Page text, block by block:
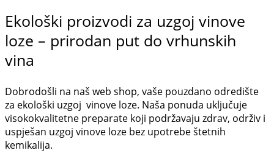
Ekološki proizvodi za uzgoj vinove
loze – prirodan put do vrhunskih
vina
Dobrodošli na naš web shop, vaše pouzdano odredište
za ekološki uzgoj vinove loze. Naša ponuda uključuje
visokokvalitetne preparate koji podržavaju zdrav, održiv i
uspješan uzgoj vinove loze bez upotrebe štetnih
kemikalija.